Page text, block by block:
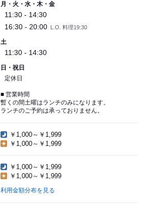
月・火・水・木・金
11:30 - 14:30
16:30 - 20:00
L.O. 料理19:30
土
11:30 - 14:30
日・祝日
定休日
■ 営業時間
暫くの間土曜はランチのみになります。
ランチのご予約は承っておりません。
￥1,000～￥1,999
￥1,000～￥1,999
￥1,000～￥1,999
￥1,000～￥1,999
利用金額分布を見る